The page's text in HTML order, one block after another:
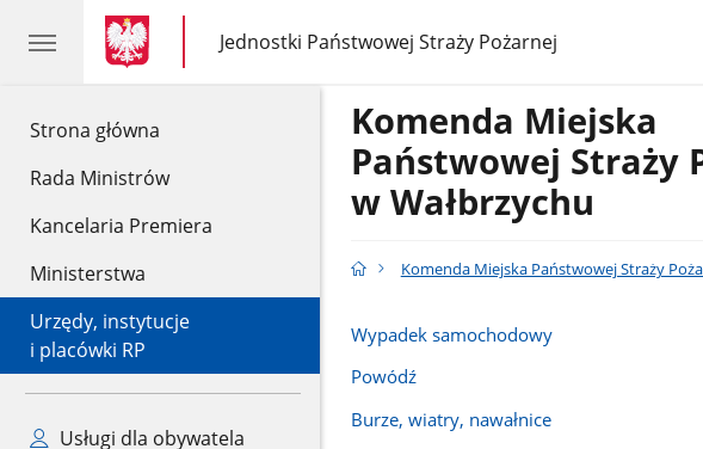
Strona główna
Rada Ministrów
Kancelaria Premiera
Ministerstwa
Urzędy, instytucje
i placówki RP
Usługi dla obywatela
gov.pl
gov.pl
Jednostki Państwowej Straży Pożarnej
gov.pl
Jednostki
Państwowej
Komenda Miejska
Państwowej Straży
w Wałbrzychu
Komenda Miejska Państwowej Straży
Wypadek samochodowy
Powódź
Burze, wiatry, nawałnice